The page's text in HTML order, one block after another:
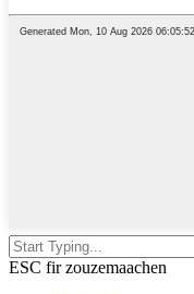
ESC fir zouzemaachen